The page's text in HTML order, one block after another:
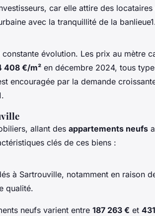
car elle attire des locataires
avec la tranquillité de la
évolution. Les prix au mètre
408 €/m² en décembre 2024, tous
encouragée par la demande
allant des appartements neufs
clés de ces biens :
à Sartrouville, notamment en raison
qualité.
neufs varient entre 187 263 € et